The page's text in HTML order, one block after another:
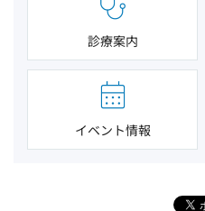
診療案内
イベント情報